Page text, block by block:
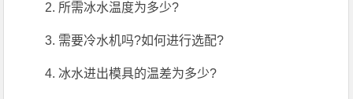
2. 所需冰水温度为多少?
3. 需要冷水机吗?如何进行选配?
4. 冰水进出模具的温差为多少?